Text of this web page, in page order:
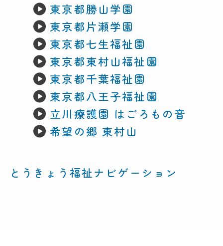
東京都勝山学園
東京都片瀬学園
東京都七生福祉園
東京都東村山福祉園
東京都千葉福祉園
東京都八王子福祉園
立川療護園 はごろもの音
希望の郷 東村山
とうきょう福祉ナビゲーション